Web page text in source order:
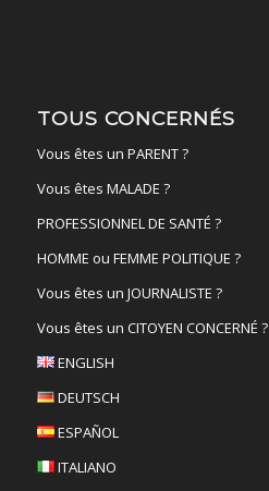
TOUS CONCERNÉS
Vous êtes un PARENT ?
Vous êtes MALADE ?
PROFESSIONNEL DE SANTÉ ?
HOMME ou FEMME POLITIQUE ?
Vous êtes un JOURNALISTE ?
Vous êtes un CITOYEN CONCERNÉ ?
ENGLISH
DEUTSCH
ESPAÑOL
ITALIANO